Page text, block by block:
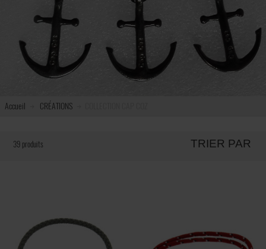
Accueil CRÉATIONS
TRIER PAR
39 produits